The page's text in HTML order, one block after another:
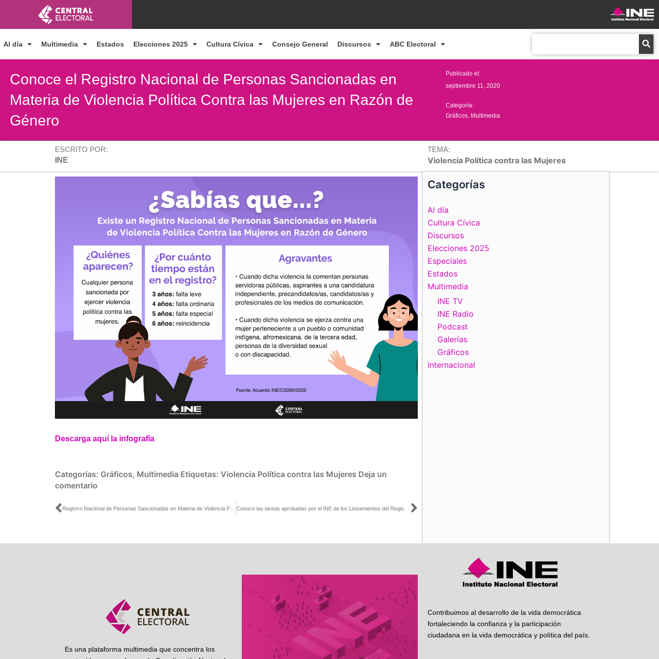
contenido
Al día Multimedia Estados Elecciones 2025 Cultura Cívica Consejo General Discursos ABC Electoral
Conoce el Registro Nacional de Personas Sancionadas en
Materia de Violencia Política Contra las Mujeres en Razón de
Género
Publicado el:
septiembre 11, 2020
Categoría:
Gráficos Multimedia
ESCRITO POR:
INE
TEMA:
Violencia Política contra las Mujeres
Descarga aquí la infografía
Categorías: Gráficos, Multimedia Etiquetas: Violencia Política contra las Mujeres Deja un
comentario
Ant Siguiente
Categorías
Al día
Cultura Cívica
Discursos
Elecciones 2025
Especiales
Estados
Multimedia
INE TV
INE Radio
Podcast
Galerías
Gráficos
Internacional
Es una plataforma multimedia que concentra los
Contribuimos al desarrollo de la vida democrática
fortaleciendo la confianza y la participación
ciudadana en la vida democrática y política del país.